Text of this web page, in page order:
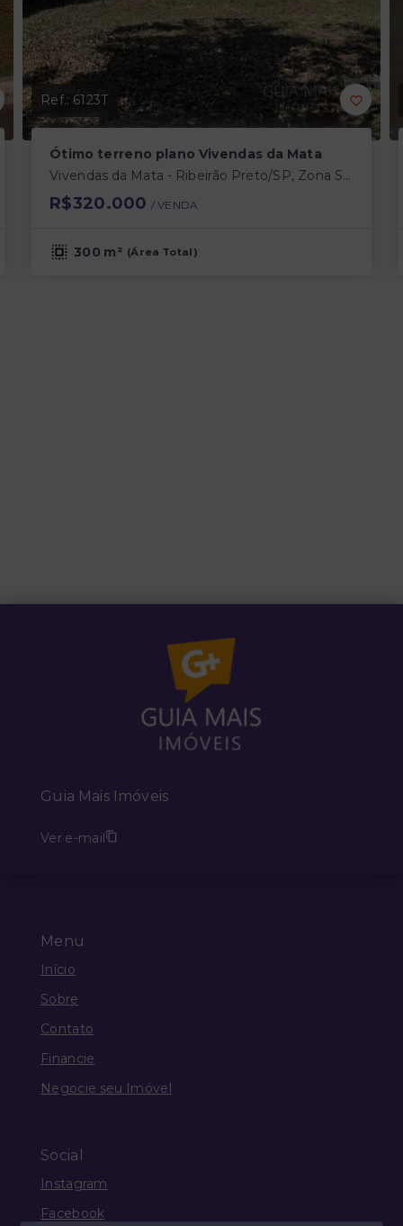
Ref.: 6123T
Ótimo terreno plano Vivendas da Mata
Vivendas da Mata - Ribeirão Preto/SP, Zona Sul
R$320.000 / VENDA
300 m² (Área Total )
Menu
Início
Sobre
Contato
Financie
Negocie seu Imóvel
Social
Instagram
Facebook
Guia Mais Imóveis
Ver e-mail